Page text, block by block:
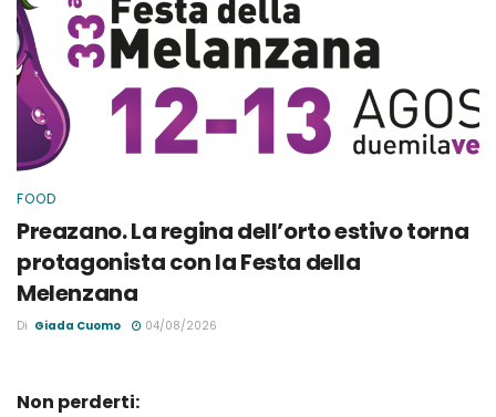
FOOD
Preazano. La regina dell’orto estivo torna
protagonista con la Festa della
Melenzana
Di Giada Cuomo 04/08/2026
Non perderti: